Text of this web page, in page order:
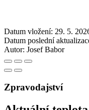
Datum vložení: 29. 5.
Datum poslední
Autor: Josef Babor
Zpravodajství